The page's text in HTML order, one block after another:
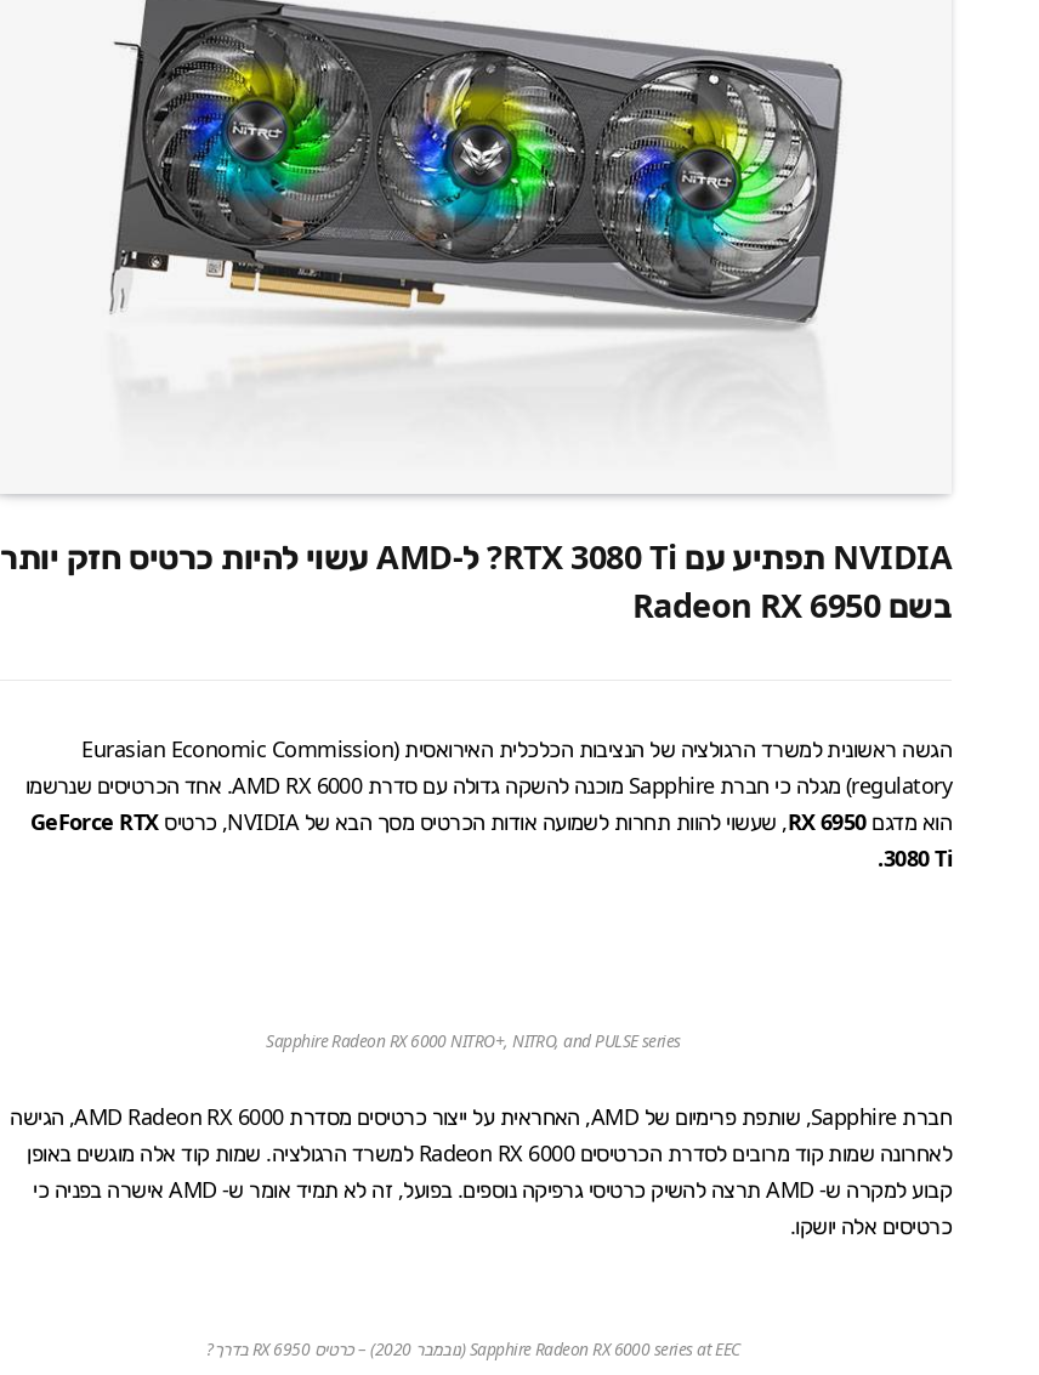
NVIDIA תפתיע עם RTX 3080 Ti? ל-AMD עשוי להיות כרטיס חזק יותר
בשם Radeon RX 6950
הגשה ראשונית למשרד הרגולציה של הנציבות הכלכלית האירואסית (Eurasian Economic Commission
regulatory) מגלה כי חברת Sapphire מוכנה להשקה גדולה עם סדרת AMD RX 6000. אחד הכרטיסים שנרשמו
הוא מדגםRX 6950, שעשוי להוות תחרות לשמועה אודות הכרטיס מסך הבא של NVIDIA, כרטיס
GeForce RTX
3080 Ti
.
Sapphire Radeon RX 6000 NITRO+, NITRO, and PULSE series
חברת Sapphire, שותפת פרימיום של AMD, האחראית על ייצור כרטיסים מסדרת AMD Radeon RX 6000, הגישה
לאחרונה שמות קוד מרובים לסדרת הכרטיסים Radeon RX 6000 למשרד הרגולציה. שמות קוד אלה מוגשים באופן
קבוע למקרה ש- AMD תרצה להשיק כרטיסי גרפיקה נוספים. בפועל, זה לא תמיד אומר ש- AMD אישרה בפניה כי
כרטיסים אלה יושקו.
Sapphire Radeon RX 6000 series at EEC (נובמבר 2020) – כרטיס RX 6950 בדרך?